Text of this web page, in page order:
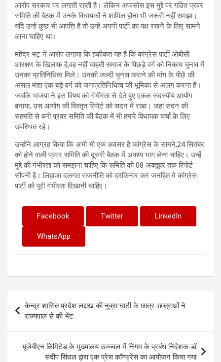
आरोप सरकार पर लगाती रहती है। लेकिन अफसोस इस मुद्दे पर गठित प्रवर
समिति की बैठक में उनके विधायकों ने शामिल होना भी जरूरी नहीं समझा।
यदि उन्हें कुछ भी आपत्ति है तो उन्हें अपनी पार्टी का पक्ष रखने के लिए सामने
आना चाहिए था।
महेंद्र भटृ ने आरोप लगाया कि हकीकत यह है कि कांग्रेस पार्टी ओबीसी
आरक्षण के खिलाफ है,वह नहीं चाहती समाज के पिछड़े वर्ग को निकाय चुनाव में
उनका प्रतिनिधित्व मिले। उनकी जल्दी चुनाव कराने की मांग के पीछे की
असल मंशा एक बड़े वर्ग को जनप्रतिनिधित्व की भूमिका से अलग करना है।
जबकि भाजपा ने इस विषय को गंभीरता से देते हुए एकल सदस्यीय आयोग
बनाया, उस आयोग की विस्तृत रिपोर्ट को सदन में रखा। जहां सदन की
सहमति से बनी प्रवर समिति की बैठक में भी हमारे विधायक चर्चा के लिए
उपस्थित रहे।
उन्होंने आग्रह किया कि अभी भी एक अवसर है कांग्रेस के सामने,24 सितंबर
को होने वाली प्रवर समिति की दूसरी बैठक में अवश्य भाग लेना चाहिए। उन्हें
मुद्दे की गंभीरता को समझना चाहिए कि समिति को 08 अक्तूबर तक रिपोर्ट
सौंपनी है। लिहाजा दलगत राजनीति को दरकिनार कर जनहित मे कांग्रेस
पार्टी को पूरी गंभीरता दिखानी चाहिए।
Facebook Twitter LinkedIn
WhatsApp
Post
navigation
केन्द्र शासित प्रदेश लद्दाख की नुब्रा घाटी के छात्र-छात्राओं ने
राज्यपाल से की भेंट
यूजेवीएन लिमिटेड के मुख्यालय उज्ज्वल में निगम के प्रबंध निदेशक डॉ
संदीप सिंघल द्वारा एक प्रेस कॉन्फ्रेंस का आयोजन किया गया